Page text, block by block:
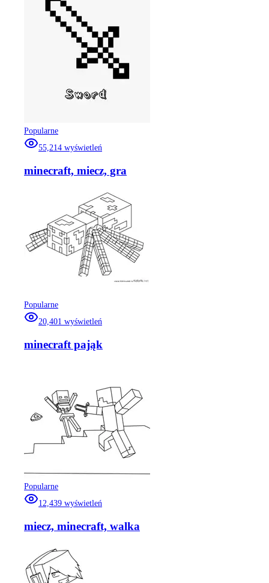
Popularne
55,214 wyświetleń
minecraft, miecz, gra
Popularne
20,401 wyświetleń
minecraft pająk
Popularne
12,439 wyświetleń
miecz, minecraft, walka